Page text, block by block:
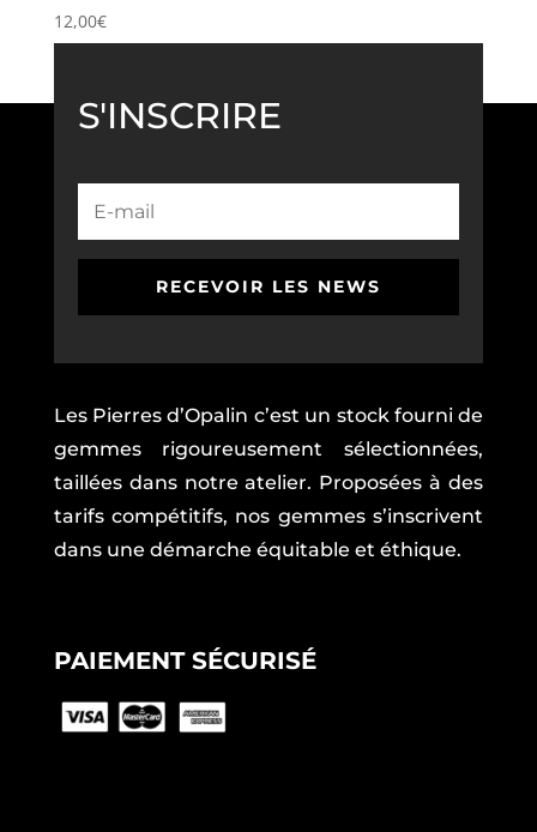
12,00€
S'INSCRIRE
RECEVOIR LES NEWS
Les Pierres d’Opalin c’est un stock fourni de
gemmes rigoureusement sélectionnées,
taillées dans notre atelier. Proposées à des
tarifs compétitifs, nos gemmes s’inscrivent
dans une démarche équitable et éthique.
PAIEMENT SÉCURISÉ